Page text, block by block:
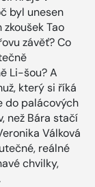
byl unesen
Tao
závěť? Co
Li-šou? A
který si říká
do palácových
než Bára stačí
Válková
reálné
chvilky,